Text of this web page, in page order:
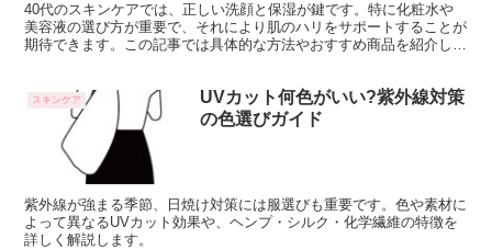
40代のスキンケアでは、正しい洗顔と保湿が鍵です。特に化粧水や
美容液の選び方が重要で、それにより肌のハリをサポートすることが
期待できます。この記事では具体的な方法やおすすめ商品を紹介しま
スキンケア
UVカット何色がいい?紫外線対策
の色選びガイド
紫外線が強まる季節、日焼け対策には服選びも重要です。色や素材に
よって異なるUVカット効果や、ヘンプ・シルク・化学繊維の特徴を
詳しく解説します。